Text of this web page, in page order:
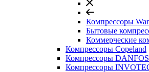
Компрессоры
Бытовые
Коммерческие
Компрессоры Copeland
Компрессоры
Компрессоры